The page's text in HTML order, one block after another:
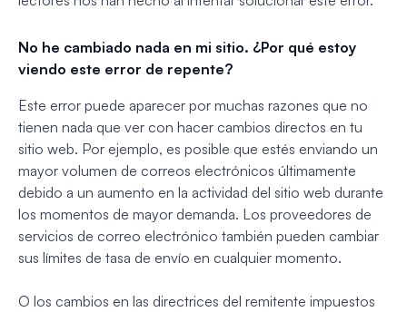
No he cambiado nada en mi sitio. ¿Por qué estoy
viendo este error de repente?
Este error puede aparecer por muchas razones que no
tienen nada que ver con hacer cambios directos en tu
sitio web. Por ejemplo, es posible que estés enviando un
mayor volumen de correos electrónicos últimamente
debido a un aumento en la actividad del sitio web durante
los momentos de mayor demanda. Los proveedores de
servicios de correo electrónico también pueden cambiar
sus límites de tasa de envío en cualquier momento.
O los cambios en las directrices del remitente impuestos